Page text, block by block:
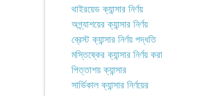
থাইরয়েড ক্যান্সার নির্ণয়
অগ্ন্যাশয়ের ক্যান্সার নির্ণয়
ব্রেস্ট ক্যান্সার নির্ণয় পদ্ধতি
মস্তিষ্কের ক্যান্সার নির্ণয় করা
পিত্তাশয় ক্যান্সার
সার্ভিকাল ক্যান্সার নির্ণয়ের